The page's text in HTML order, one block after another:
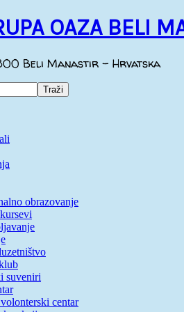
OAZA BELI
Beli Manastir - Hrvatska
obrazovanje
suveniri
centar